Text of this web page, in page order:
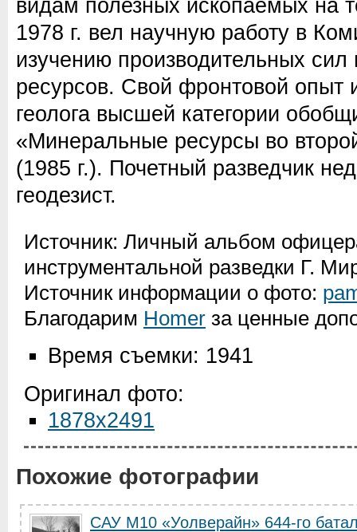
видам полезных ископаемых на
1978 г. вел научную работу в
изучению производительных
ресурсов. Свой фронтовой опыт
геолога высшей категории
«Минеральные ресурсы во
(1985 г.). Почетный разведчик
геодезист.
Источник: Личный альбом
инструментальной разведки Г.
Источник информации о фото:
Благодарим Homer за ценные
Время съемки: 1941
Оригинал фото:
1878x2491
Похожие фотографии
САУ М10 «Уолверайн» 644-го